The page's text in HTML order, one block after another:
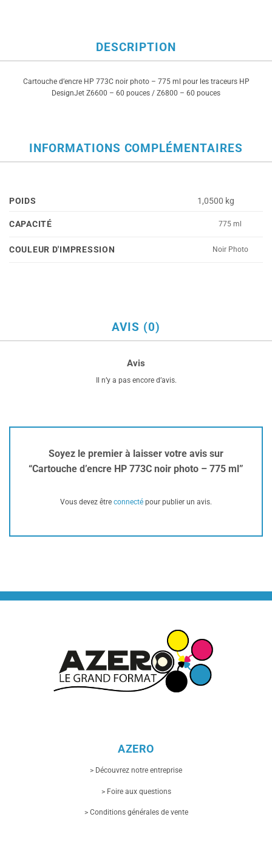
DESCRIPTION
Cartouche d’encre HP 773C noir photo – 775 ml pour les traceurs HP
DesignJet Z6600 – 60 pouces / Z6800 – 60 pouces
INFORMATIONS COMPLÉMENTAIRES
POIDS 1,0500 kg
CAPACITÉ 775 ml
COULEUR D'IMPRESSION Noir Photo
AVIS (0)
Avis
Il n’y a pas encore d’avis.
Soyez le premier à laisser votre avis sur
“Cartouche d’encre HP 773C noir photo – 775 ml”
Vous devez être connecté pour publier un avis.
AZERO
> Découvrez notre entreprise
> Foire aux questions
> Conditions générales de vente